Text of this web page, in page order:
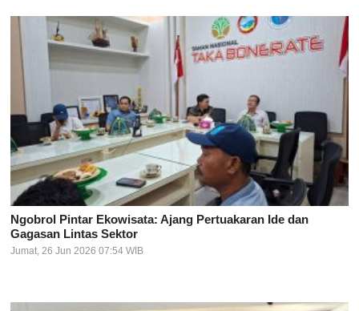
Ngobrol Pintar Ekowisata: Ajang Pertuakaran Ide dan
Gagasan Lintas Sektor
Jumat, 26 Jun 2026 07:54 WIB